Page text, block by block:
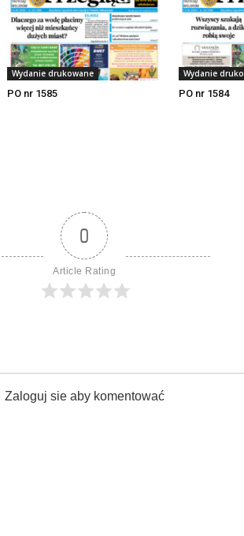
Wydanie drukowane
PO nr 1585
Wydanie
PO nr 1584
0
Article Rating
Zaloguj sie aby komentować